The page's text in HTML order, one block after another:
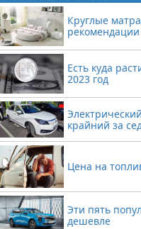
Круглые
Есть куда
2023 год
крайний за
Цена на
Эти пять
дешевле